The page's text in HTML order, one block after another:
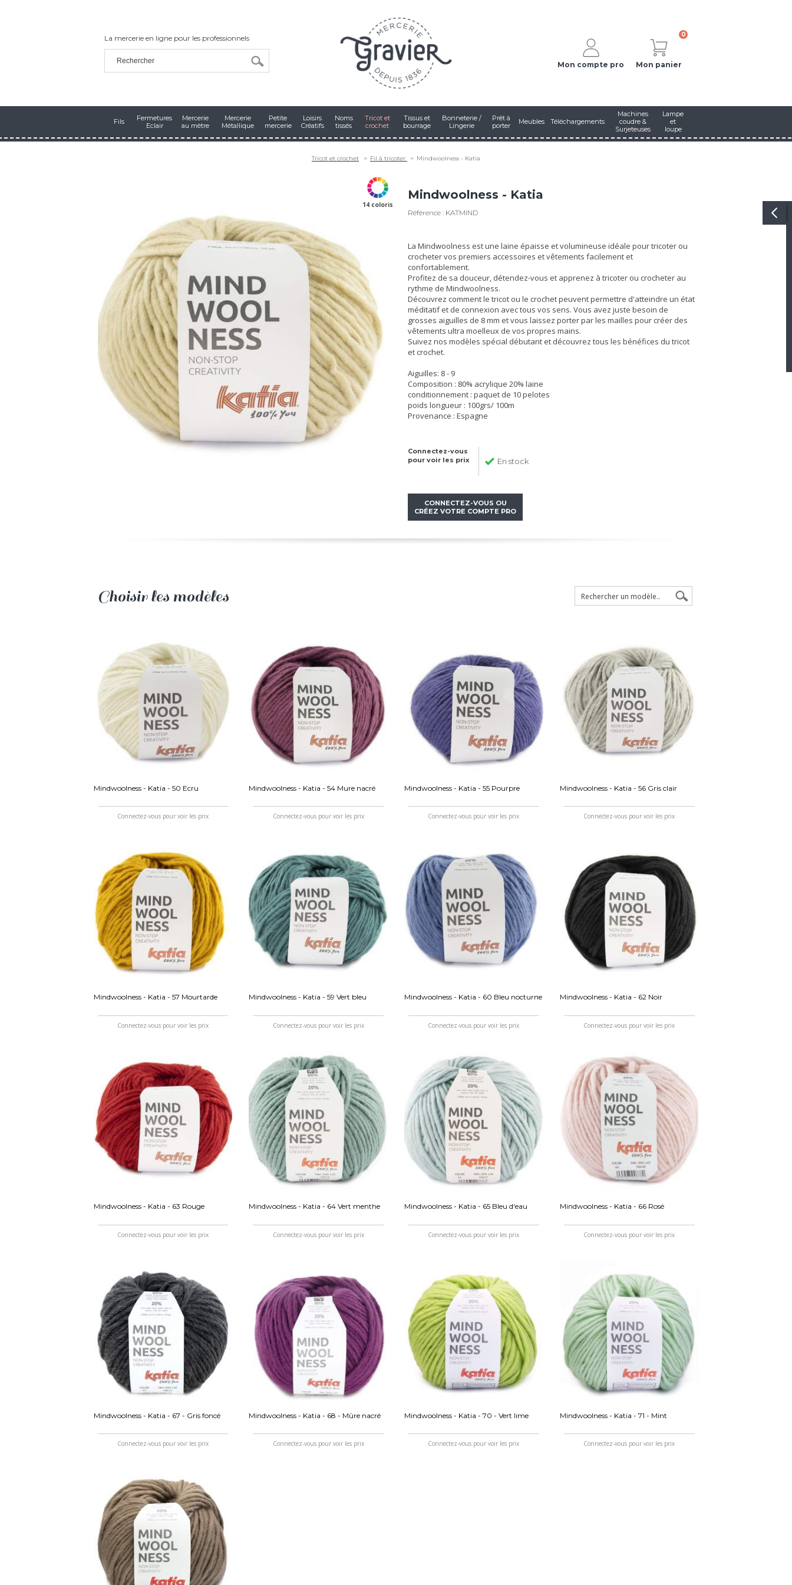
La mercerie en ligne pour les professionnels
Mon compte pro
0
Mon panier
Fils
Fermetures
Eclair
Mercerie
au mètre
Mercerie
Métallique
Petite
mercerie
Loisirs
Créatifs
Noms
tissés
Tricot et
crochet
Tissus et
bourrage
Bonneterie /
Lingerie
Prêt à
porter
Meubles Téléchargements
Machines
coudre &
Surjeteuses
Lampe
et
loupe
Tricot et crochet Fil à tricoter Mindwoolness - Katia
14 coloris
Mindwoolness - Katia
Référence : KATMIND
La Mindwoolness est une laine épaisse et volumineuse idéale pour tricoter ou
crocheter vos premiers accessoires et vêtements facilement et
confortablement.
Profitez de sa douceur, détendez-vous et apprenez à tricoter ou crocheter au
rythme de Mindwoolness.
Découvrez comment le tricot ou le crochet peuvent permettre d'atteindre un état
méditatif et de connexion avec tous vos sens. Vous avez juste besoin de
grosses aiguilles de 8 mm et vous laissez porter par les mailles pour créer des
vêtements ultra moelleux de vos propres mains.
Suivez nos modèles spécial débutant et découvrez tous les bénéfices du tricot
et crochet.
Aiguilles: 8 - 9
Composition : 80% acrylique 20% laine
conditionnement : paquet de 10 pelotes
poids longueur : 100grs/ 100m
Provenance : Espagne
Connectez-vous
pour voir les prix
En stock
CONNECTEZ-VOUS OU
CRÉEZ VOTRE COMPTE PRO
Choisir les modèles
Mindwoolness - Katia - 50 Ecru
Connectez-vous pour voir les prix
Mindwoolness - Katia - 54 Mure nacré
Connectez-vous pour voir les prix
Mindwoolness - Katia - 55 Pourpre
Connectez-vous pour voir les prix
Mindwoolness - Katia - 56 Gris clair
Connectez-vous pour voir les prix
Mindwoolness - Katia - 57 Mourtarde
Connectez-vous pour voir les prix
Mindwoolness - Katia - 59 Vert bleu
Connectez-vous pour voir les prix
Mindwoolness - Katia - 60 Bleu nocturne
Connectez-vous pour voir les prix
Mindwoolness - Katia - 62 Noir
Connectez-vous pour voir les prix
Mindwoolness - Katia - 63 Rouge
Connectez-vous pour voir les prix
Mindwoolness - Katia - 64 Vert menthe
Connectez-vous pour voir les prix
Mindwoolness - Katia - 65 Bleu d'eau
Connectez-vous pour voir les prix
Mindwoolness - Katia - 66 Rosé
Connectez-vous pour voir les prix
Mindwoolness - Katia - 67 - Gris foncé
Connectez-vous pour voir les prix
Mindwoolness - Katia - 68 - Mûre nacré
Connectez-vous pour voir les prix
Mindwoolness - Katia - 70 - Vert lime
Connectez-vous pour voir les prix
Mindwoolness - Katia - 71 - Mint
Connectez-vous pour voir les prix